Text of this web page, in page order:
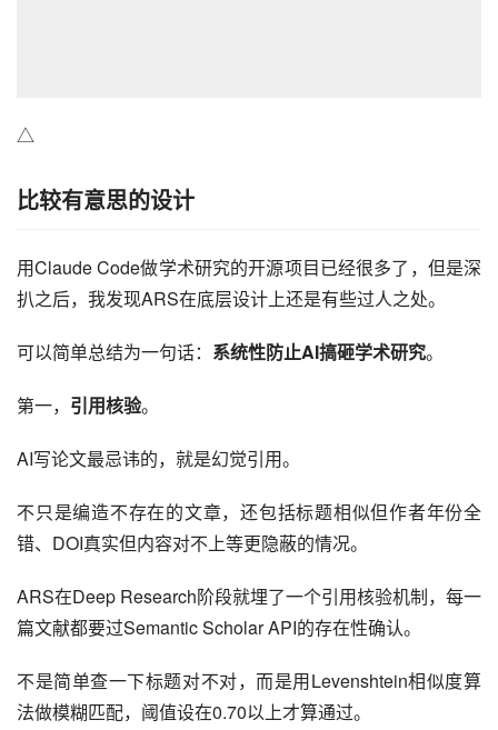
△
比较有意思的设计
用Claude Code做学术研究的开源项目已经很多了，但是深
扒之后，我发现ARS在底层设计上还是有些过人之处。
可以简单总结为一句话： 系统性防止AI搞砸学术研究。
第一， 引用核验。
AI写论文最忌讳的，就是幻觉引用。
不只是编造不存在的文章，还包括标题相似但作者年份全
错、DOI真实但内容对不上等更隐蔽的情况。
ARS在Deep Research阶段就埋了一个引用核验机制，每一
篇文献都要过Semantic Scholar API的存在性确认。
不是简单查一下标题对不对，而是用Levenshtein相似度算
法做模糊匹配，阈值设在0.70以上才算通过。